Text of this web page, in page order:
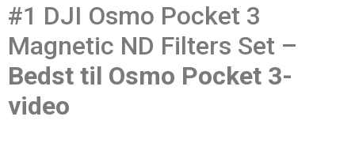
#1 DJI Osmo Pocket 3
Magnetic ND Filters Set –
Bedst til Osmo Pocket 3-
video